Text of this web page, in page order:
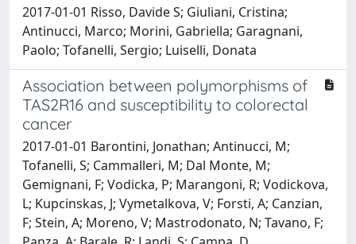
2017-01-01 Risso, Davide S; Giuliani, Cristina;
Antinucci, Marco; Morini, Gabriella; Garagnani,
Paolo; Tofanelli, Sergio; Luiselli, Donata
Association between polymorphisms of
TAS2R16 and susceptibility to colorectal
cancer
2017-01-01 Barontini, Jonathan; Antinucci, M;
Tofanelli, S; Cammalleri, M; Dal Monte, M;
Gemignani, F; Vodicka, P; Marangoni, R; Vodickova,
L; Kupcinskas, J; Vymetalkova, V; Forsti, A; Canzian,
F; Stein, A; Moreno, V; Mastrodonato, N; Tavano, F;